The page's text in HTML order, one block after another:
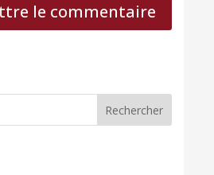
le commentaire